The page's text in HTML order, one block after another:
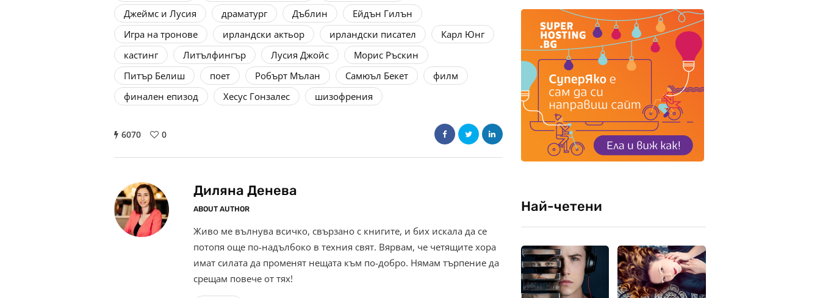
Джеймс и Лусия
драматург Дъблин
Ейдън Гилън
Игра на тронове
ирландски актьор ирландски писател
Карл Юнг
кастинг
Литълфингър Лусия Джойс
Морис Ръскин
Питър Белиш
поет Робърт Мълан Самюъл Бекет
филм
финален епизод
Хесус Гонзалес шизофрения
6070 0
Диляна Денева
ABOUT AUTHOR
Живо ме вълнува всичко, свързано с книгите, и бих искала да се
потопя още по-надълбоко в техния свят. Вярвам, че четящите хора
имат силата да променят нещата към по-добро. Нямам търпение да
срещам повече от тях!
Най-четени